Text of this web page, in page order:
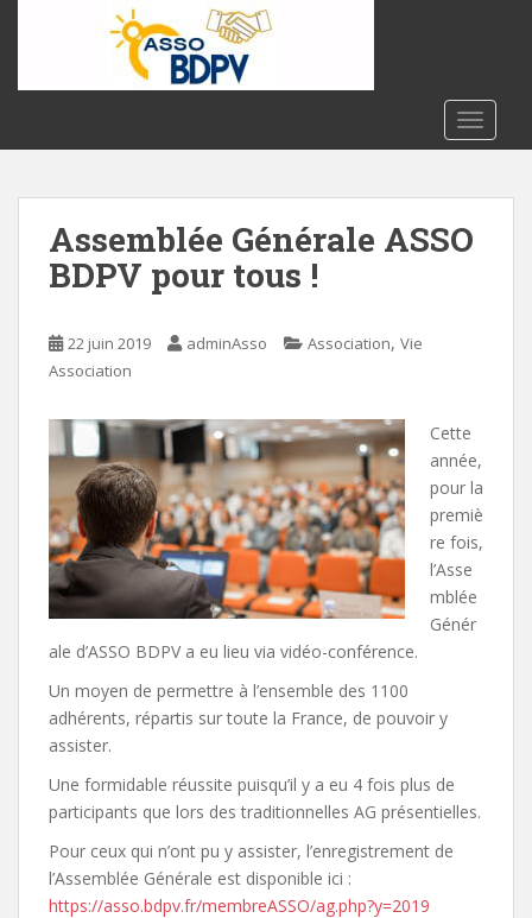
o
Assemblée Générale ASSO
BDPV pour tous !
22 juin 2019 adminAsso Association, Vie
Association
Cette
année,
pour la
premiè
re fois,
l’Asse
mblée
Génér
ale d’ASSO BDPV a eu lieu via vidéo-conférence.
Un moyen de permettre à l’ensemble des 1100
adhérents, répartis sur toute la France, de pouvoir y
assister.
Une formidable réussite puisqu’il y a eu 4 fois plus de
participants que lors des traditionnelles AG présentielles.
Pour ceux qui n’ont pu y assister, l’enregistrement de
l’Assemblée Générale est disponible ici :
https://asso.bdpv.fr/membreASSO/ag.php?y=2019